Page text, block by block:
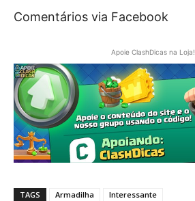
Comentários via Facebook
Apoie ClashDicas na Loja!
TAGS Armadilha Interessante